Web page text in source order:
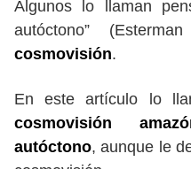
Algunos lo llaman
autóctono”
cosmovisión.
En este artículo lo
cosmovisión
autóctono, aunque le